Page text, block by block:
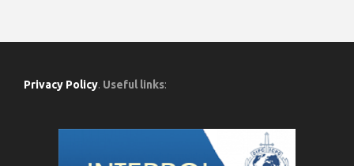
Privacy Policy. Useful links: